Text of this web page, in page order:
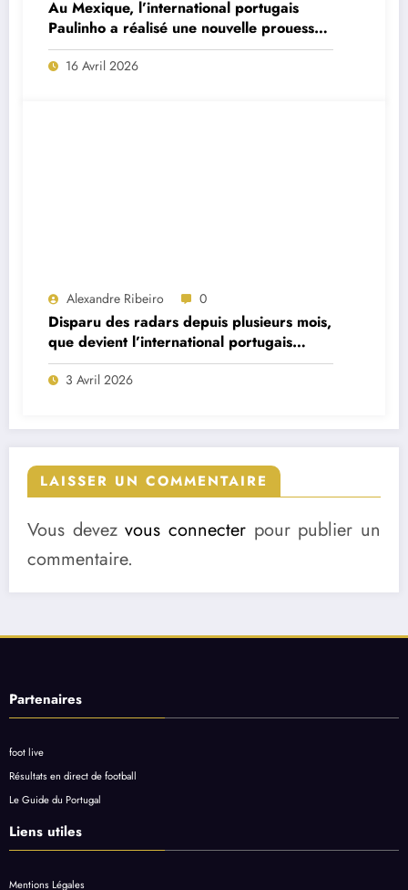
Au Mexique, l’international portugais
Paulinho a réalisé une nouvelle prouesse
remarquable cette nuit
16 Avril 2026
Alexandre Ribeiro 0
Disparu des radars depuis plusieurs mois,
que devient l’international portugais
William Carvalho ?
3 Avril 2026
LAISSER UN COMMENTAIRE
Vous devezvous connecter pour publier un
commentaire.
Partenaires
foot live
Résultats en direct de football
Le Guide du Portugal
Liens utiles
Mentions Légales